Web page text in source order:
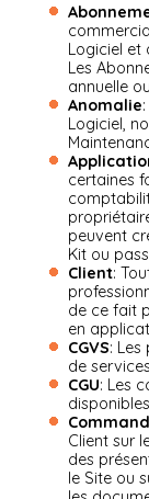
Logiciel et
Les
annuelle
Anomalie
Logiciel,
certaines
peuvent
Kit ou
Client:
de ce fait
en
CGVS:
de
CGU: Les
Client sur
des
le Site ou